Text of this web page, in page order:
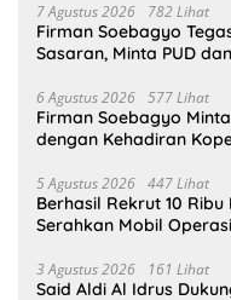
7 Agustus 2026 782 Lihat
Firman Soebagyo
Sasaran, Minta PUD
6 Agustus 2026 577 Lihat
Firman Soebagyo
dengan Kehadiran
5 Agustus 2026 447 Lihat
Berhasil Rekrut 10
Serahkan Mobil
3 Agustus 2026 161 Lihat
Said Aldi Al Idrus